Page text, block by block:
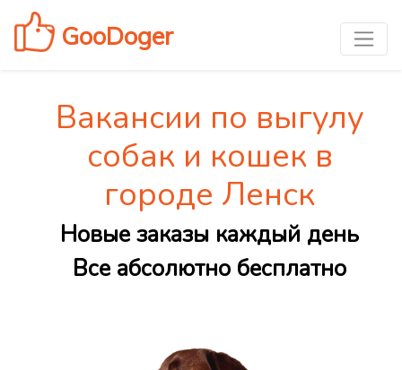
GooDoger
Вакансии по выгулу
собак и кошек в
городе Ленск
Новые заказы каждый день
Все абсолютно бесплатно